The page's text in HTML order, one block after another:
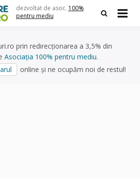
dezvoltat de asoc. 100%
pentru mediu
prin redirecționarea a 3,5% din
Asociația 100% pentru mediu.
online și ne ocupăm noi de restul!